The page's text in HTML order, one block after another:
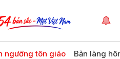
ngưỡng tôn giáo Bản làng